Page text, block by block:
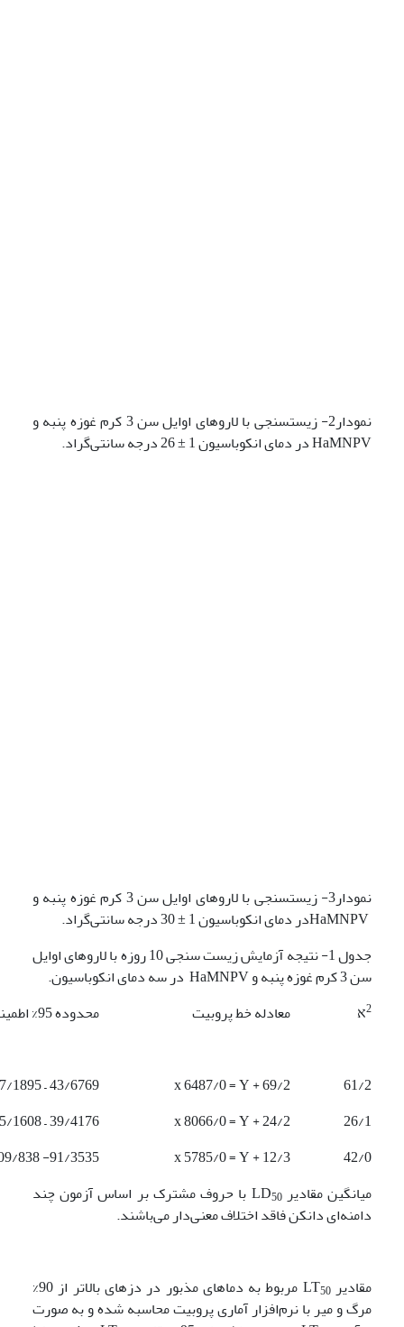
نمودار2- زیست‎سنجی با لاروهای اوایل سن 3 کرم غوزه پنبه و
HaMNPV در دمای انکوباسیون 1 ± 26 درجه سانتی‌گراد.
نمودار3- زیست‎سنجی با لاروهای اوایل سن 3 کرم غوزه پنبه و
جدول 1- نتیجه آزمایش زیست سنجی 10 روزه با لاروهای اوایل
سن 3 کرم غوزه پنبه و HaMNPV در سه دمای انکوباسیون.
2א معادله خط پروبیت محدوده 95% اطمینان LD
61/2
69/2 + x 6487/0 = Y
43/6769 – 97/1895
26/1
24/2 + x 8066/0 = Y
39/4176 – 55/1608
42/0
12/3 + x 5785/0 = Y
91/3535- 09/838
میانگین مقادیر LD50
با حروف مشترک بر اساس آزمون چند
دامنه‌ای دانکن فاقد اختلاف معنی‌‌دار می‌باشند.
مقادیر LT50
مربوط به دماهای مذبور در دزهای بالاتر از 90%
مرگ و میر با نرم‌افزار آماری پروبیت محاسبه شده و به صورت